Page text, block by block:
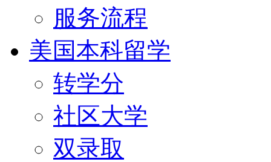
服务流程
美国本科留学
转学分
社区大学
双录取